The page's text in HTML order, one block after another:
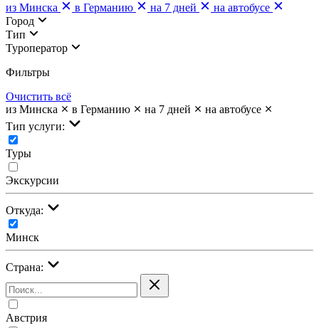
из Минска
в Германию на 7 дней
на автобусе
Город
Тип
Туроператор
Фильтры
Очистить всё
из Минска
в Германию на 7 дней
на автобусе
Тип услуги:
Туры
Экскурсии
Откуда:
Минск
Страна:
Австрия